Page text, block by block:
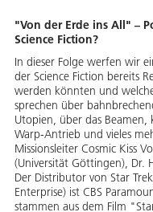
"Von der Erde ins All" –
Science Fiction?
In dieser Folge werfen wir
der Science Fiction bereits
werden könnten und
sprechen über
Utopien, über das Beamen,
Warp-Antrieb und vieles
Missionsleiter Cosmic Kiss
(Universität Göttingen), Dr.
Der Distributor von Star
Enterprise) ist CBS
stammen aus dem Film